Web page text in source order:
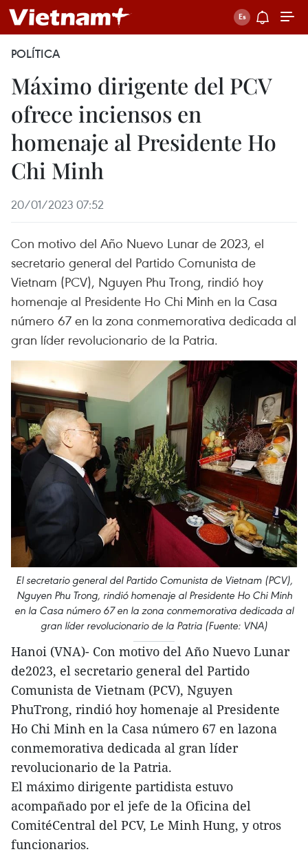
POLÍTICA
Máximo dirigente del PCV
ofrece inciensos en
homenaje al Presidente Ho
Chi Minh
20/01/2023 07:52
Con motivo del Año Nuevo Lunar de 2023, el
secretario general del Partido Comunista de
Vietnam (PCV), Nguyen Phu Trong, rindió hoy
homenaje al Presidente Ho Chi Minh en la Casa
número 67 en la zona conmemorativa dedicada al
gran líder revolucionario de la Patria.
El secretario general del Partido Comunista de Vietnam (PCV),
Nguyen Phu Trong, rindió homenaje al Presidente Ho Chi Minh
en la Casa número 67 en la zona conmemorativa dedicada al
gran líder revolucionario de la Patria (Fuente: VNA)
Hanoi (VNA)- Con motivo del Año Nuevo Lunar
de2023, el secretario general del Partido
Comunista de Vietnam (PCV), Nguyen
PhuTrong, rindió hoy homenaje al Presidente
Ho Chi Minh en la Casa número 67 en lazona
conmemorativa dedicada al gran líder
revolucionario de la Patria.
El máximo dirigente partidista estuvo
acompañado por el jefe de la Oficina del
ComitéCentral del PCV, Le Minh Hung, y otros
funcionarios.